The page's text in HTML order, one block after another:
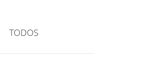
TODOS